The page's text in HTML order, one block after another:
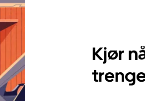
Kjør